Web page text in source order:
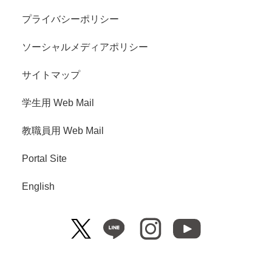
プライバシーポリシー
ソーシャルメディアポリシー
サイトマップ
学生用 Web Mail
教職員用 Web Mail
Portal Site
English